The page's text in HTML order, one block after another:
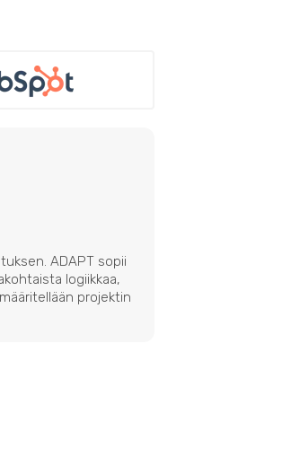
ADAPT sopii
logiikkaa,
projektin